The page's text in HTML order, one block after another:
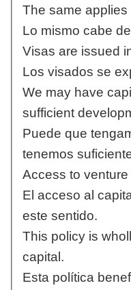
The same
Lo mismo cabe
Visas are issued
Los visados se
We may have
sufficient
Puede que
tenemos
Access to
El acceso al
este sentido.
This policy is
capital.
Esta política